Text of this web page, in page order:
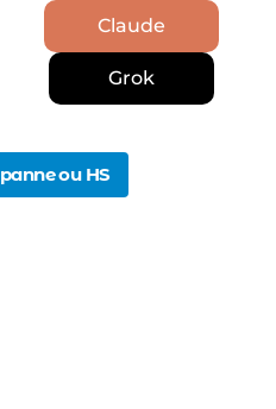
Claude
Grok
ou HS